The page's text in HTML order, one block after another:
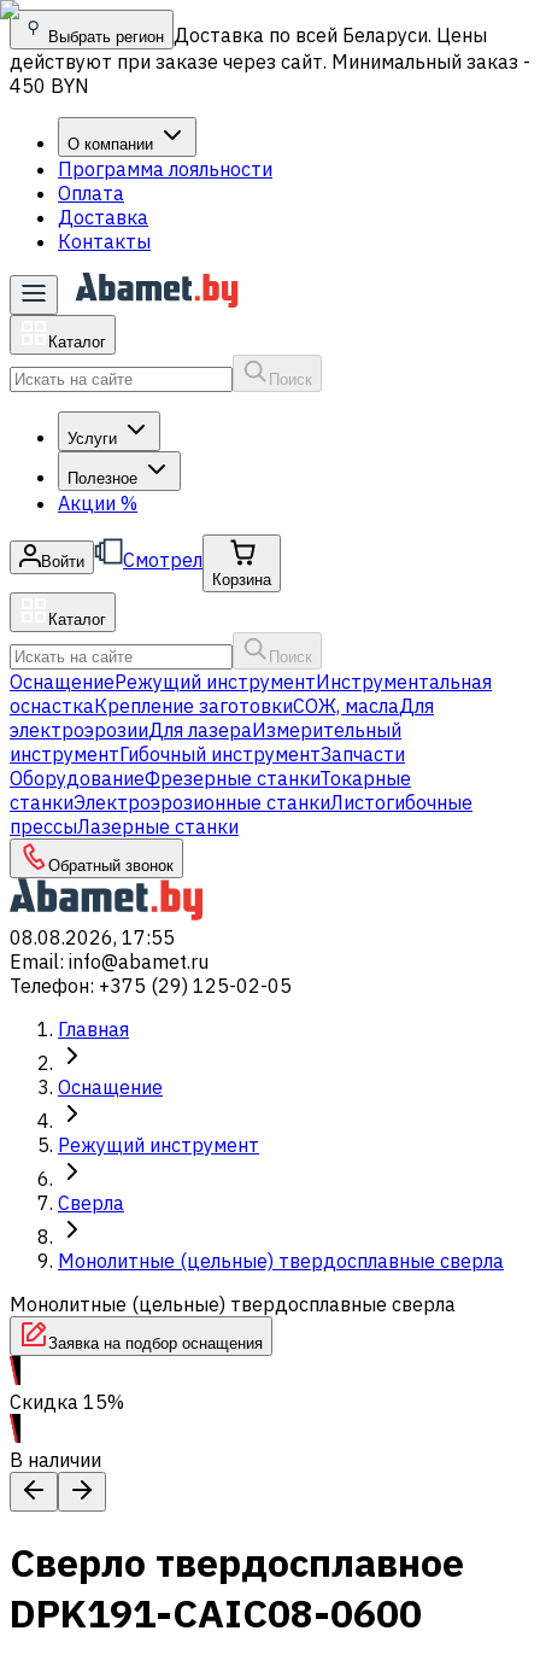
Выбрать регион Доставка по всей Беларуси. Цены
действуют при заказе через сайт. Минимальный заказ -
450 BYN
О компании
Программа лояльности
Оплата
Доставка
Контакты
Каталог
Поиск
Услуги
Полезное
Акции %
Войти Смотрел
Корзина
Каталог
Поиск
ОснащениеРежущий инструментИнструментальная
оснасткаКрепление заготовкиСОЖ, маслаДля
электроэрозииДля лазераИзмерительный
инструментГибочный инструментЗапчасти
ОборудованиеФрезерные станкиТокарные
станкиЭлектроэрозионные станкиЛистогибочные
прессыЛазерные станки
Обратный звонок
08.08.2026, 17:55
Email: info@abamet.ru
Телефон: +375 (29) 125-02-05
Главная
Оснащение
Режущий инструмент
Сверла
Монолитные (цельные) твердосплавные сверла
Монолитные (цельные) твердосплавные сверла
Заявка на подбор оснащения
Скидка 15%
В наличии
Сверло твердосплавное
DPK191-CAIC08-0600